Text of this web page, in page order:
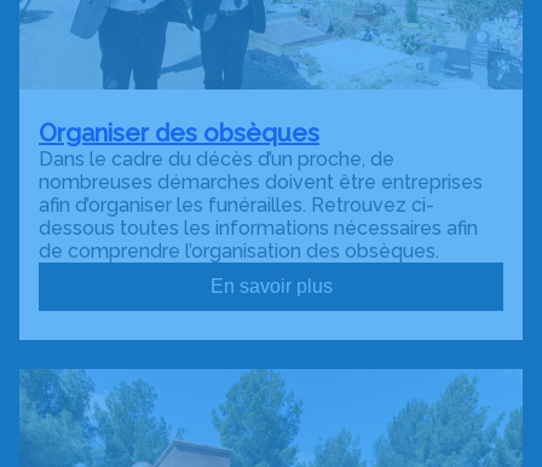
Organiser des obsèques
Dans le cadre du décès d’un proche, de
nombreuses démarches doivent être entreprises
afin d’organiser les funérailles. Retrouvez ci-
dessous toutes les informations nécessaires afin
de comprendre l’organisation des obsèques.
En savoir plus